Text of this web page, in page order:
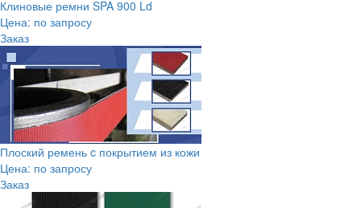
Клиновые ремни SPA 900 Ld
Цена: по запросу
Заказ
Плоский ремень c покрытием из кожи
Цена: по запросу
Заказ